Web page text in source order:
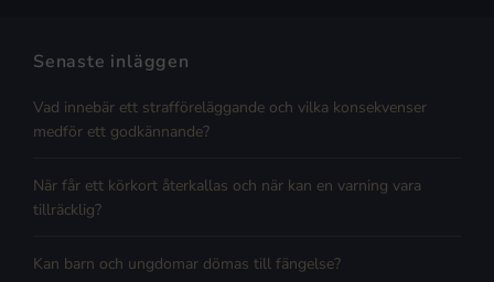
Senaste inläggen
Vad innebär ett strafföreläggande och vilka konsekvenser
medför ett godkännande?
När får ett körkort återkallas och när kan en varning vara
tillräcklig?
Kan barn och ungdomar dömas till fängelse?